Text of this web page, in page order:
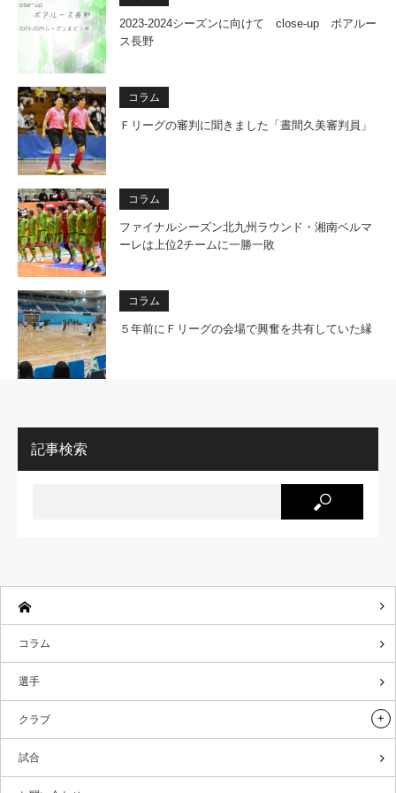
2023-2024シーズンに向けて close-up ボアルー
ス長野
コラム
Ｆリーグの審判に聞きました「晝間久美審判員」
コラム
ファイナルシーズン北九州ラウンド・湘南ベルマ
ーレは上位2チームに一勝一敗
コラム
５年前にＦリーグの会場で興奮を共有していた縁
記事検索
コラム
選手
クラブ
試合